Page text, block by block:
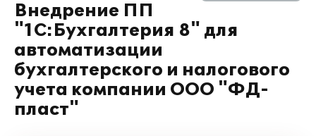
Внедрение ПП
"1С:Бухгалтерия 8" для
автоматизации
бухгалтерского и налогового
учета компании ООО "ФД-
пласт"